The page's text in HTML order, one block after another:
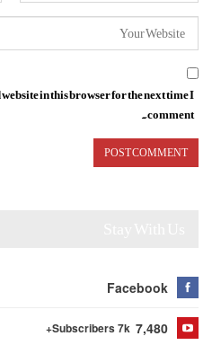
in this browser for the next time I
comment.
Facebook
7,480
Subscribers 7k+